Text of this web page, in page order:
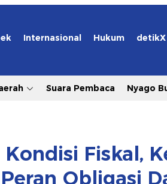
Internasional Hukum detikX
Suara Pembaca Nyago
Fiskal,
Obligasi